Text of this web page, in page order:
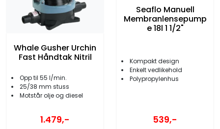
Whale Gusher Urchin
Fast Håndtak Nitril
Opp til 55 l/min.
25/38 mm stuss
Motstår olje og diesel
1.479,-
Seaflo Manuell
Membranlensepump
e 18l 1 1/2"
Kompakt design
Enkelt vedlikehold
Polypropylenhus
539,-